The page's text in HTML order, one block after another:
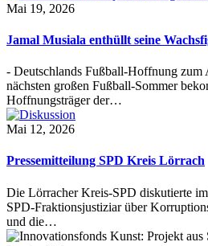
Mai 19, 2026
Jamal Musiala enthüllt seine
- Deutschlands Fußball-Hoffnung zum
nächsten großen Fußball-Sommer
Hoffnungsträger der…
Mai 12, 2026
Pressemitteilung SPD Kreis Lörrach
Die Lörracher Kreis-SPD diskutierte
SPD-Fraktionsjustiziar über
und die…